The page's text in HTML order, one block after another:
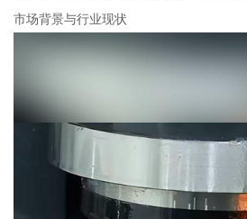
市场背景与行业现状